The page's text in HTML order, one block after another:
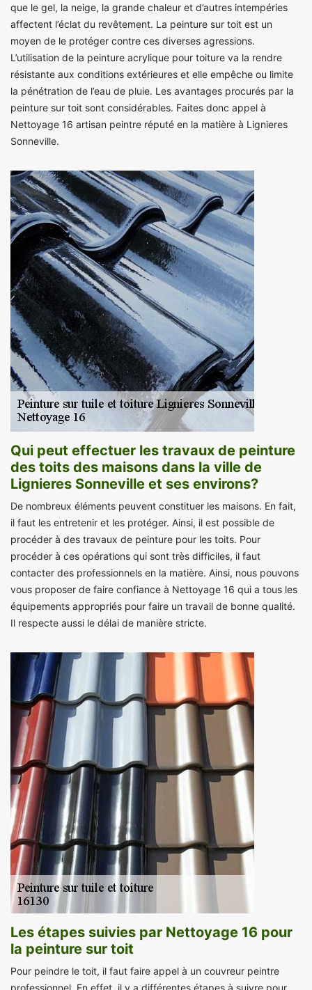
que le gel, la neige, la grande chaleur et d’autres intempéries
affectent l’éclat du revêtement. La peinture sur toit est un
moyen de le protéger contre ces diverses agressions.
L’utilisation de la peinture acrylique pour toiture va la rendre
résistante aux conditions extérieures et elle empêche ou limite
la pénétration de l’eau de pluie. Les avantages procurés par la
peinture sur toit sont considérables. Faites donc appel à
Nettoyage 16 artisan peintre réputé en la matière à Lignieres
Sonneville.
Qui peut effectuer les travaux de peinture
des toits des maisons dans la ville de
Lignieres Sonneville et ses environs?
De nombreux éléments peuvent constituer les maisons. En fait,
il faut les entretenir et les protéger. Ainsi, il est possible de
procéder à des travaux de peinture pour les toits. Pour
procéder à ces opérations qui sont très difficiles, il faut
contacter des professionnels en la matière. Ainsi, nous pouvons
vous proposer de faire confiance à Nettoyage 16 qui a tous les
équipements appropriés pour faire un travail de bonne qualité.
Il respecte aussi le délai de manière stricte.
Les étapes suivies par Nettoyage 16 pour
la peinture sur toit
Pour peindre le toit, il faut faire appel à un couvreur peintre